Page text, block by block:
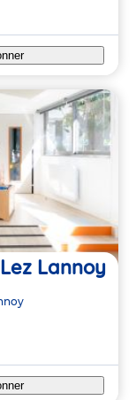
Lannoy